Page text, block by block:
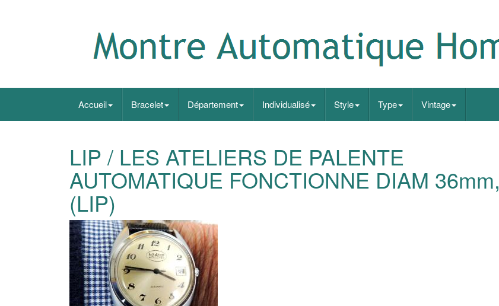
Accueil Bracelet Département Individualisé Style Type Vintage
LIP / LES ATELIERS DE PALENTE
AUTOMATIQUE FONCTIONNE DIAM 36mm,
(LIP)